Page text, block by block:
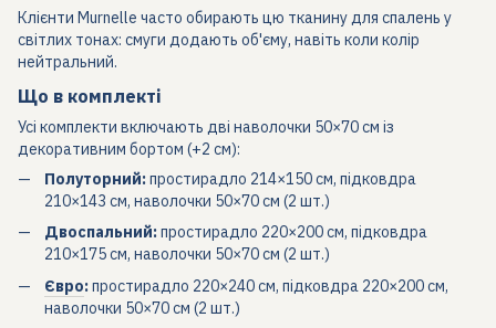
Клієнти Murnelle часто обирають цю тканину для спалень у
світлих тонах: смуги додають об'єму, навіть коли колір
нейтральний.
Що в комплекті
Усі комплекти включають дві наволочки 50×70 см із
декоративним бортом (+2 см):
Полуторний:простирадло 214×150 см, підковдра
210×143 см, наволочки 50×70 см (2 шт.)
Двоспальний:простирадло 220×200 см, підковдра
210×175 см, наволочки 50×70 см (2 шт.)
Євро:простирадло 220×240 см, підковдра 220×200 см,
наволочки 50×70 см (2 шт.)